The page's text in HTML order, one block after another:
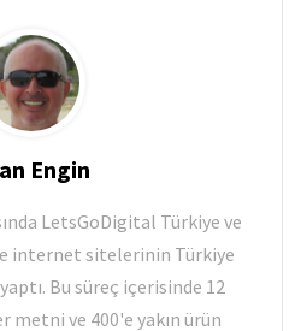
Engin
LetsGoDigital Türkiye ve
internet sitelerinin Türkiye
Bu süreç içerisinde 12
metni ve 400'e yakın ürün